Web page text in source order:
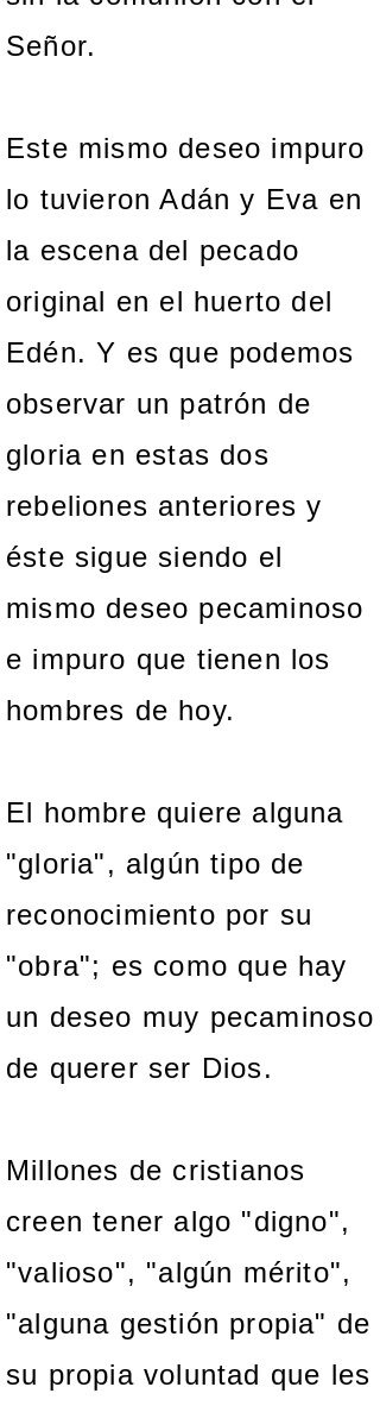
Señor.
Este mismo deseo impuro
lo tuvieron Adán y Eva en
la escena del pecado
original en el huerto del
Edén. Y es que podemos
observar un patrón de
gloria en estas dos
rebeliones anteriores y
éste sigue siendo el
mismo deseo pecaminoso
e impuro que tienen los
hombres de hoy.
El hombre quiere alguna
"gloria", algún tipo de
reconocimiento por su
"obra"; es como que hay
un deseo muy pecaminoso
de querer ser Dios.
Millones de cristianos
creen tener algo "digno",
"valioso", "algún mérito",
"alguna gestión propia" de
su propia voluntad que les